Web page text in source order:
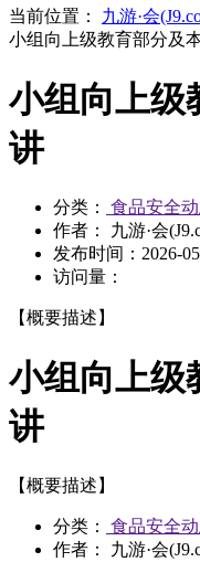
当前位置： 九游·会
小组向上级教育部分及
小组向上级
讲
分类：
食品安全
作者： 九游·会
发布时间： 2026-
访问量：
【概要描述】
小组向上级
讲
【概要描述】
分类：
食品安全
作者： 九游·会